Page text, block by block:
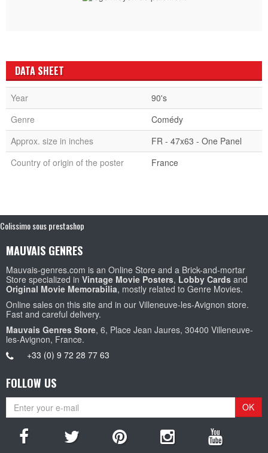
DATA SHEET
Year
90's
Genre
Comédy
Approx. size in inches
FR - 47x63 - One Panel
Country of origin of the poster
France
Colissimo sous prestashop
MAUVAIS GENRES
Mauvais-genres.com is an Online Store and a Brick-and-mortar
Store specialized in Vintage Movie Posters, Lobby Cards and
Original Movie Memorabilia, mostly related to Genre Movies.
Online sales on this site and in our Villeneuve-les-Avignon store.
Fast and careful delivery.
Mauvais Genres Store, 6, Place Jean Jaures, 30400 Villeneuve-
les-Avignon, France.
+33 (0) 9 72 28 77 63
FOLLOW US
OK